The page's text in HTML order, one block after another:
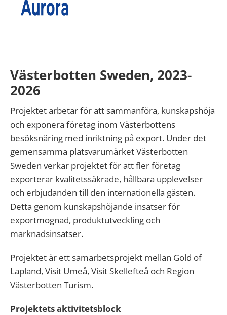
Västerbotten Sweden, 2023-
2026
Projektet arbetar för att sammanföra, kunskapshöja
och exponera företag inom Västerbottens
besöksnäring med inriktning på export. Under det
gemensamma platsvarumärket Västerbotten
Sweden verkar projektet för att fler företag
exporterar kvalitetssäkrade, hållbara upplevelser
och erbjudanden till den internationella gästen.
Detta genom kunskapshöjande insatser för
exportmognad, produktutveckling och
marknadsinsatser.
Projektet är ett samarbetsprojekt mellan Gold of
Lapland, Visit Umeå, Visit Skellefteå och Region
Västerbotten Turism.
Projektets aktivitetsblock